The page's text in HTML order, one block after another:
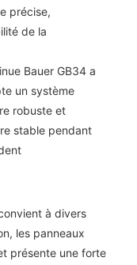
précise,
de la
Bauer GB34 a
un système
robuste et
stable pendant
à divers
les panneaux
présente une forte